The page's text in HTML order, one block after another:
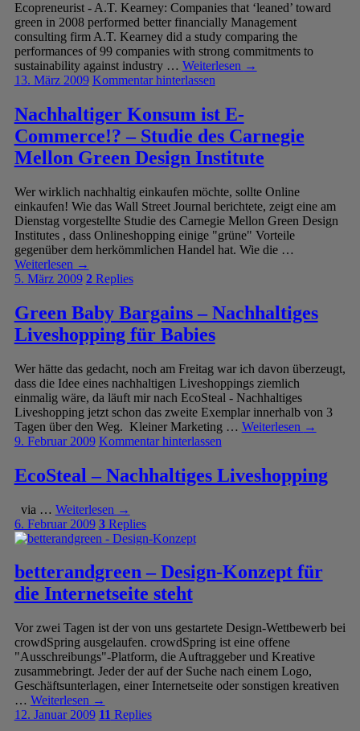
Ecopreneurist - A.T. Kearney: Companies that ‘leaned’ toward
green in 2008 performed better financially Management
consulting firm A.T. Kearney did a study comparing the
performances of 99 companies with strong commitments to
sustainability against industry … Weiterlesen →
13. März 2009 Kommentar hinterlassen
Nachhaltiger Konsum ist E-
Commerce!? – Studie des Carnegie
Mellon Green Design Institute
Wer wirklich nachhaltig einkaufen möchte, sollte Online
einkaufen! Wie das Wall Street Journal berichtete, zeigt eine am
Dienstag vorgestellte Studie des Carnegie Mellon Green Design
Institutes , dass Onlineshopping einige "grüne" Vorteile
gegenüber dem herkömmlichen Handel hat. Wie die …
Weiterlesen →
5. März 2009 2Replies
Green Baby Bargains – Nachhaltiges
Liveshopping für Babies
Wer hätte das gedacht, noch am Freitag war ich davon überzeugt,
dass die Idee eines nachhaltigen Liveshoppings ziemlich
einmalig wäre, da läuft mir nach EcoSteal - Nachhaltiges
Liveshopping jetzt schon das zweite Exemplar innerhalb von 3
Tagen über den Weg. Kleiner Marketing … Weiterlesen →
9. Februar 2009 Kommentar hinterlassen
EcoSteal – Nachhaltiges Liveshopping
via … Weiterlesen →
6. Februar 2009 3Replies
betterandgreen – Design-Konzept für
die Internetseite steht
Vor zwei Tagen ist der von uns gestartete Design-Wettbewerb bei
crowdSpring ausgelaufen. crowdSpring ist eine offene
"Ausschreibungs"-Platform, die Auftraggeber und Kreative
zusammebringt. Jeder der auf der Suche nach einem Logo,
Geschäftsunterlagen, einer Internetseite oder sonstigen kreativen
… Weiterlesen →
12. Januar 2009 11 Replies